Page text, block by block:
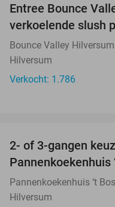
Entree Bounce
verkoelende slush
Bounce Valley Hilversum
Hilversum
Verkocht: 1.786
2- of 3-gangen
Pannenkoekenhuis
Pannenkoekenhuis ‘t
Hilversum